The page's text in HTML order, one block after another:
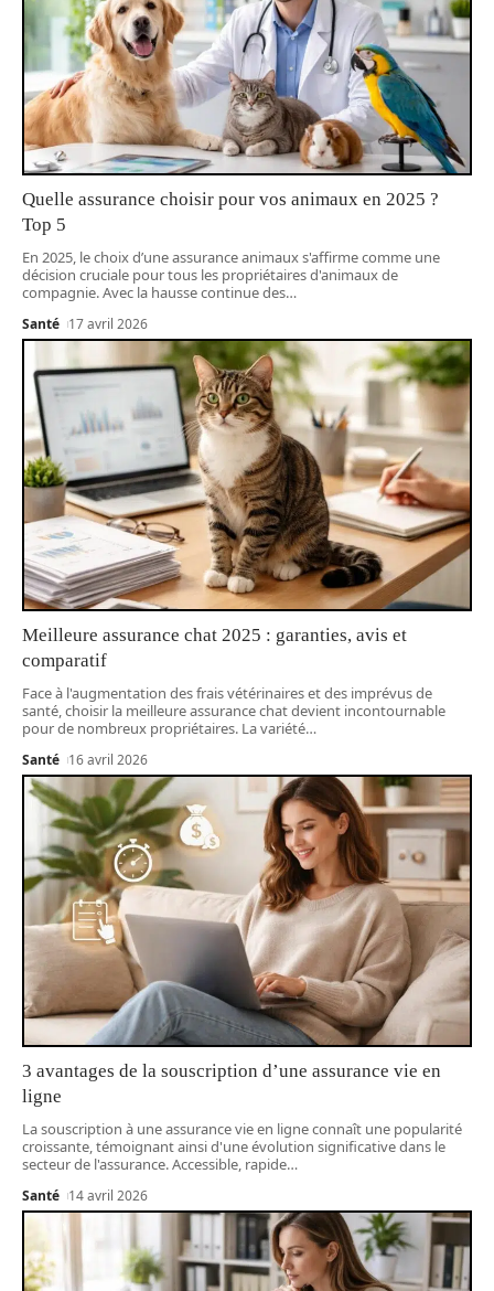
Quelle assurance choisir pour vos animaux en 2025 ?
Top 5
En 2025, le choix d’une assurance animaux s'affirme comme une
décision cruciale pour tous les propriétaires d'animaux de
compagnie. Avec la hausse continue des…
Santé 17 avril 2026
Meilleure assurance chat 2025 : garanties, avis et
comparatif
Face à l'augmentation des frais vétérinaires et des imprévus de
santé, choisir la meilleure assurance chat devient incontournable
pour de nombreux propriétaires. La variété…
Santé 16 avril 2026
3 avantages de la souscription d’une assurance vie en
ligne
La souscription à une assurance vie en ligne connaît une popularité
croissante, témoignant ainsi d'une évolution significative dans le
secteur de l'assurance. Accessible, rapide…
Santé 14 avril 2026